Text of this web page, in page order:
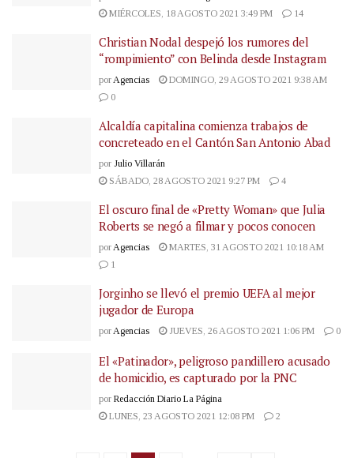
MIÉRCOLES, 18 AGOSTO 2021 3:49 PM
14
Christian Nodal despejó los rumores del
“rompimiento” con Belinda desde Instagram
por Agencias
DOMINGO, 29 AGOSTO 2021 9:38 AM
0
Alcaldía capitalina comienza trabajos de
concreteado en el Cantón San Antonio Abad
por Julio Villarán
SÁBADO, 28 AGOSTO 2021 9:27 PM
4
El oscuro final de «Pretty Woman» que Julia
Roberts se negó a filmar y pocos conocen
por Agencias
MARTES, 31 AGOSTO 2021 10:18 AM
1
Jorginho se llevó el premio UEFA al mejor
jugador de Europa
por Agencias JUEVES, 26 AGOSTO 2021 1:06 PM 0
El «Patinador», peligroso pandillero acusado
de homicidio, es capturado por la PNC
por Redacción Diario La Página
LUNES, 23 AGOSTO 2021 12:08 PM
2